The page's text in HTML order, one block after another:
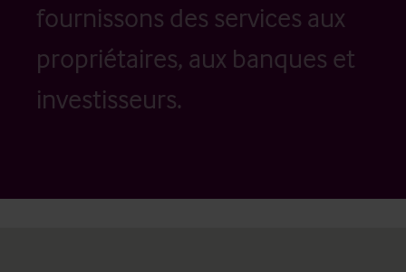
fournissons des services aux
propriétaires, aux banques et
investisseurs.